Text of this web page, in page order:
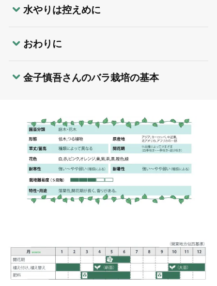
水やりは控えめに
おわりに
金子慎吾さんのバラ栽培の基本